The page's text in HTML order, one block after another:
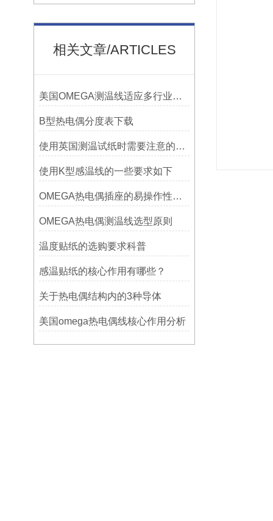
相关文章/ARTICLES
美国OMEGA测温线适应多行业需求
B型热电偶分度表下载
使用英国测温试纸时需要注意的事项
使用K型感温线的一些要求如下
OMEGA热电偶插座的易操作性探讨
OMEGA热电偶测温线选型原则
温度贴纸的选购要求科普
感温贴纸的核心作用有哪些？
关于热电偶结构内的3种导体
美国omega热电偶线核心作用分析